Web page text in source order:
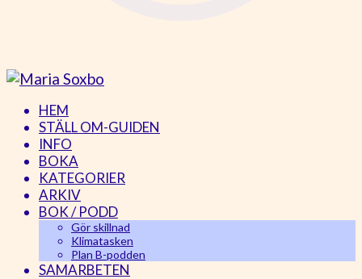
HEM
STÄLL OM-GUIDEN
INFO
BOKA
KATEGORIER
ARKIV
BOK / PODD
Gör skillnad
Klimatasken
Plan B-podden
SAMARBETEN